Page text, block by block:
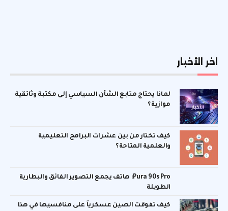
اخر الأخبار
لماذا يحتاج متابع الشأن السياسي إلى مكتبة وثائقية
موازية؟
كيف تختار من بين عشرات البرامج التعليمية
والعلمية المتاحة؟
Pura 90s Pro: هاتف يجمع التصوير الفائق والبطارية
الطويلة
كيف تفوقت الصين عسكرياً على منافسيها في هذا